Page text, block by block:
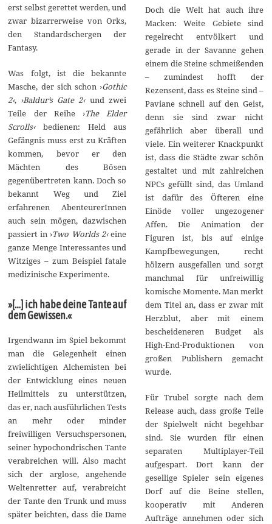
erst selbst gerettet werden, und
zwar bizarrerweise von Orks,
den Standardschergen der
Fantasy.
Was folgt, ist die bekannte
Masche, der sich schon ›Gothic
2‹, ›Baldur’s Gate 2‹und zwei
Teile der Reihe ›The Elder
Scrolls‹bedienen: Held aus
Gefängnis muss erst zu Kräften
kommen, bevor er den
Mächten des Bösen
gegenübertreten kann. Doch so
bekannt Weg und Ziel
erfahrenen AbenteurerInnen
auch sein mögen, dazwischen
passiert in ›Two Worlds 2‹eine
ganze Menge Interessantes und
Witziges – zum Beispiel fatale
medizinische Experimente.
»[…] ich habe deine Tante auf
dem Gewissen.«
Irgendwann im Spiel bekommt
man die Gelegenheit einen
zwielichtigen Alchemisten bei
der Entwicklung eines neuen
Heilmittels zu unterstützen,
das er, nach ausführlichen Tests
an mehr oder minder
freiwilligen Versuchspersonen,
seiner hypochondrischen Tante
verabreichen will. Also macht
sich der arglose, angehende
Weltenretter auf, verabreicht
der Tante den Trunk und muss
später beichten, dass die Dame
Doch die Welt hat auch ihre
Macken: Weite Gebiete sind
regelrecht entvölkert und
gerade in der Savanne gehen
einem die Steine schmeißenden
– zumindest hofft der
Rezensent, dass es Steine sind –
Paviane schnell auf den Geist,
denn sie sind zwar nicht
gefährlich aber überall und
viele. Ein weiterer Knackpunkt
ist, dass die Städte zwar schön
gestaltet und mit zahlreichen
NPCs gefüllt sind, das Umland
ist dafür des Öfteren eine
Einöde voller ungezogener
Affen. Die Animation der
Figuren ist, bis auf einige
Kampfbewegungen, recht
hölzern ausgefallen und sorgt
manchmal für unfreiwillig
komische Momente. Man merkt
dem Titel an, dass er zwar mit
Herzblut, aber mit einem
bescheideneren Budget als
High-End-Produktionen von
großen Publishern gemacht
wurde.
Für Trubel sorgte nach dem
Release auch, dass große Teile
der Spielwelt nicht begehbar
sind. Sie wurden für einen
separaten Multiplayer-Teil
aufgespart. Dort kann der
gesellige Spieler sein eigenes
Dorf auf die Beine stellen,
kooperativ mit Anderen
Aufträge annehmen oder sich